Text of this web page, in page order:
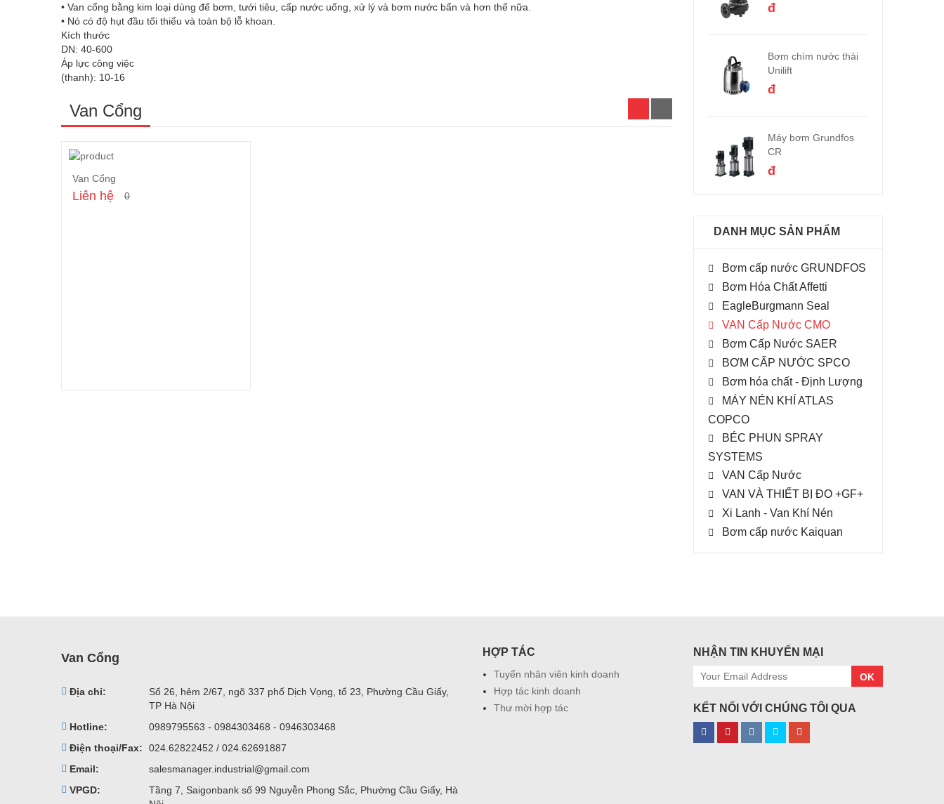
đ
Bơm chìm nước thải
Unilift
đ
Máy bơm Grundfos
CR
đ
DANH MỤC SẢN PHẨM
Bơm cấp nước GRUNDFOS
Bơm Hóa Chất Affetti
EagleBurgmann Seal
VAN Cấp Nước CMO
Bơm Cấp Nước SAER
BƠM CẤP NƯỚC SPCO
Bơm hóa chất - Định Lượng
MÁY NÉN KHÍ ATLAS
COPCO
BÉC PHUN SPRAY
SYSTEMS
VAN Cấp Nước
VAN VÀ THIẾT BỊ ĐO +GF+
Xi Lanh - Van Khí Nén
Bơm cấp nước Kaiquan
• Van cổng bằng kim loại dùng để bơm, tưới tiêu, cấp nước uống, xử lý và bơm nước bẩn và hơn thế nữa.
• Nó có độ hụt đầu tối thiểu và toàn bộ lỗ khoan.
Kích thước
DN: 40-600
Áp lực công việc
(thanh): 10-16
Van Cổng
Van Cổng
Liên hệ 0
Van Cổng
Địa chỉ:
Số 26, hẻm 2/67, ngõ 337 phố Dịch Vọng, tổ 23, Phường Cầu Giấy,
TP Hà Nội
Hotline:
0989795563 - 0984303468 - 0946303468
Điện thoại/Fax:
024.62822452 / 024.62691887
Email:
salesmanager.industrial@gmail.com
VPGD:
Tầng 7, Saigonbank số 99 Nguyễn Phong Sắc, Phường Cầu Giấy, Hà
HỢP TÁC
Tuyển nhân viên kinh doanh
Hợp tác kinh doanh
Thư mời hợp tác
NHẬN TIN KHUYẾN MẠI
OK
KẾT NỐI VỚI CHÚNG TÔI QUA